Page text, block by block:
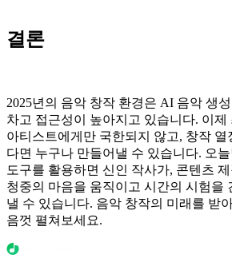
결론
2025년의 음악 창작 환경은 AI 음악 생
차고 접근성이 높아지고 있습니다. 이제
아티스트에게만 국한되지 않고, 창작 열
다면 누구나 만들어낼 수 있습니다. 오
도구를 활용하면 신인 작사가, 콘텐츠
청중의 마음을 움직이고 시간의 시험을
낼 수 있습니다. 음악 창작의 미래를 받
음껏 펼쳐보세요.